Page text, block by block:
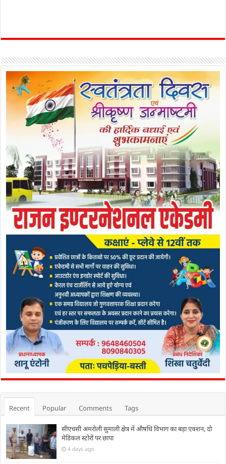
Recent Popular Comments Tags
सीएचसी अमरोली सुमाली क्षेत्र में औषधि विभाग का बड़ा एक्शन, दो
मेडिकल स्टोरों पर छापा
4 days ago